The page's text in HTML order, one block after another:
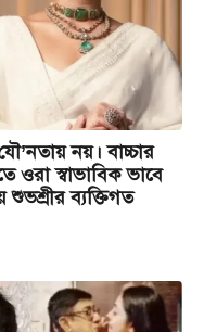
নয়। বাচ্চার
ওরা স্বাভাবিক ভাবে
শুভশ্রীর ব্যক্তিগত